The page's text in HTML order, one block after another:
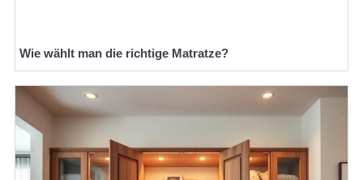
Wie wählt man die richtige Matratze?